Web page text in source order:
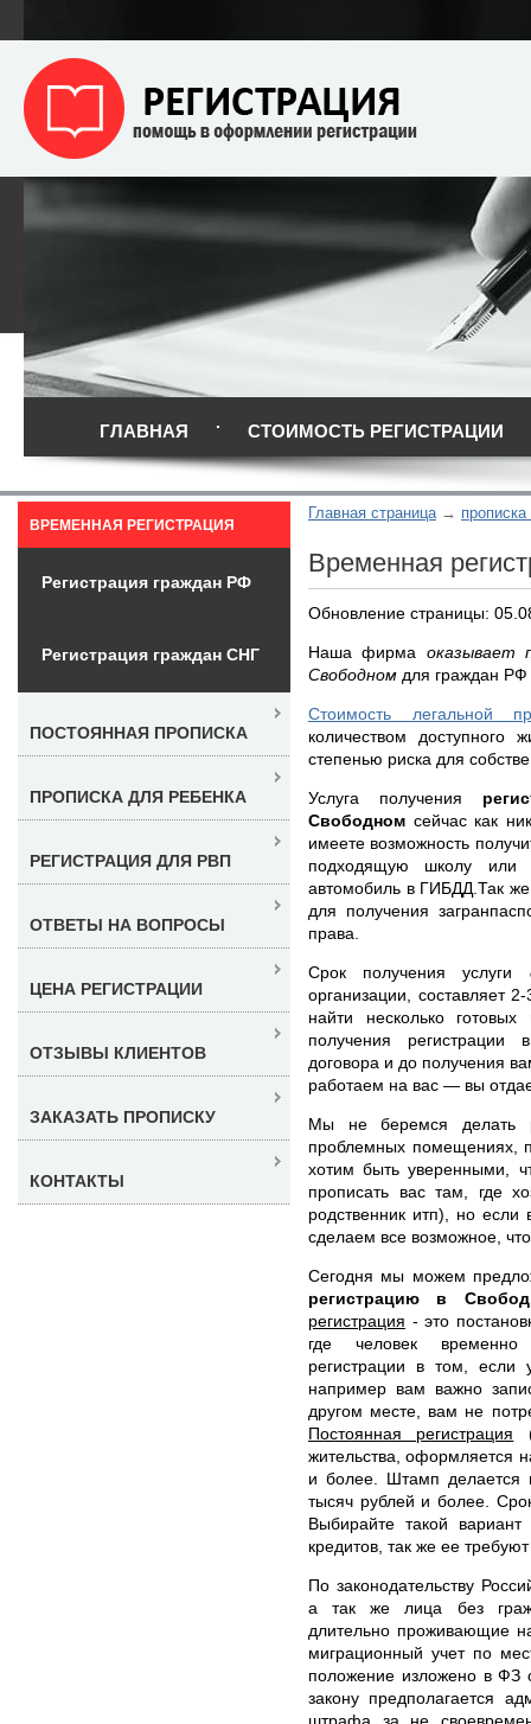
ГЛАВНАЯ СТОИМОСТЬ РЕГИСТРАЦИИ
Главная страница
Временная
Обновление страницы:
Наша фирма оказывает
Свободном для граждан РФ
Стоимость легальной
количеством
степенью риска для
Услуга получения
Свободном сейчас как
имеете возможность
подходящую школу или
автомобиль в ГИБДД.Так
для получения
права.
Срок получения услуги
организации, составляет
найти несколько
получения
договора и до получения
работаем на вас — вы
Мы не беремся делать
проблемных помещениях,
хотим быть уверенными,
прописать вас там, где
родственник итп), но
сделаем все возможное,
Сегодня мы можем
регистрацию в
регистрация - это
где человек временно
регистрации в том,
например вам важно
другом месте, вам не
Постоянная регистрация
жительства, оформляется
и более. Штамп делается
тысяч рублей и более.
Выбирайте такой
кредитов, так же ее
По законодательству
а так же лица без
длительно проживающие
миграционный учет по
положение изложено в
закону предполагается
штрафа за не
ВРЕМЕННАЯ РЕГИСТРАЦИЯ
Регистрация граждан РФ
Регистрация граждан СНГ
ПОСТОЯННАЯ ПРОПИСКА
ПРОПИСКА ДЛЯ РЕБЕНКА
РЕГИСТРАЦИЯ ДЛЯ РВП
ОТВЕТЫ НА ВОПРОСЫ
ЦЕНА РЕГИСТРАЦИИ
ОТЗЫВЫ КЛИЕНТОВ
ЗАКАЗАТЬ ПРОПИСКУ
КОНТАКТЫ